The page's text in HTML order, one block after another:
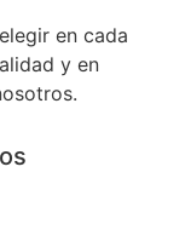
en cada
y en